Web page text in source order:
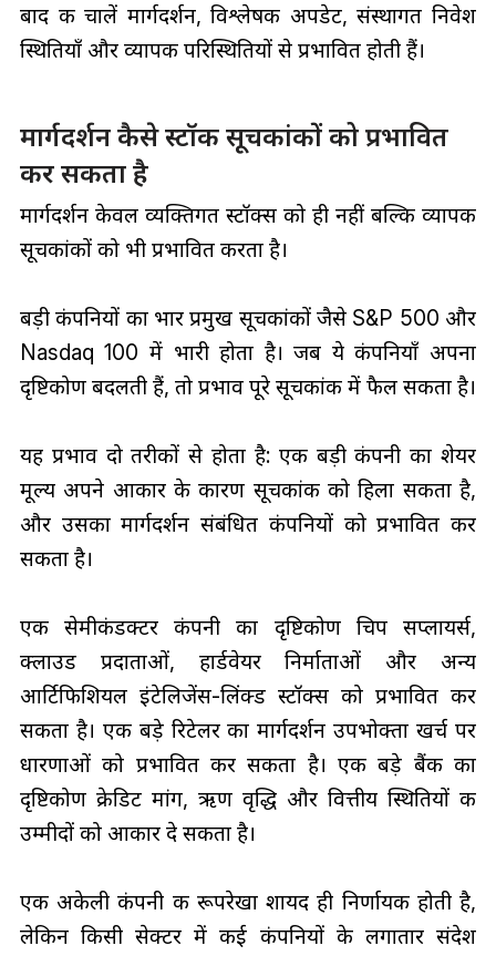
बाद की चालें मार्गदर्शन, विश्लेषक अपडेट, संस्थागत निवेश
स्थितियाँ और व्यापक परिस्थितियों से प्रभावित होती हैं।
मार्गदर्शन कैसे स्टॉक सूचकांकों को प्रभावित
कर सकता है
मार्गदर्शन केवल व्यक्तिगत स्टॉक्स को ही नहीं बल्कि व्यापक
सूचकांकों को भी प्रभावित करता है।
बड़ी कंपनियों का भार प्रमुख सूचकांकों जैसे S&P 500 और
Nasdaq 100 में भारी होता है। जब ये कंपनियाँ अपना
दृष्टिकोण बदलती हैं, तो प्रभाव पूरे सूचकांक में फैल सकता है।
यह प्रभाव दो तरीकों से होता है: एक बड़ी कंपनी का शेयर
मूल्य अपने आकार के कारण सूचकांक को हिला सकता है,
और उसका मार्गदर्शन संबंधित कंपनियों को प्रभावित कर
सकता है।
एक सेमीकंडक्टर कंपनी का दृष्टिकोण चिप सप्लायर्स,
क्लाउड प्रदाताओं, हार्डवेयर निर्माताओं और अन्य
आर्टिफिशियल इंटेलिजेंस-लिंक्ड स्टॉक्स को प्रभावित कर
सकता है। एक बड़े रिटेलर का मार्गदर्शन उपभोक्ता खर्च पर
धारणाओं को प्रभावित कर सकता है। एक बड़े बैंक का
दृष्टिकोण क्रेडिट मांग, ऋण वृद्धि और वित्तीय स्थितियों की
उम्मीदों को आकार दे सकता है।
एक अकेली कंपनी की रूपरेखा शायद ही निर्णायक होती है,
लेकिन किसी सेक्टर में कई कंपनियों के लगातार संदेश